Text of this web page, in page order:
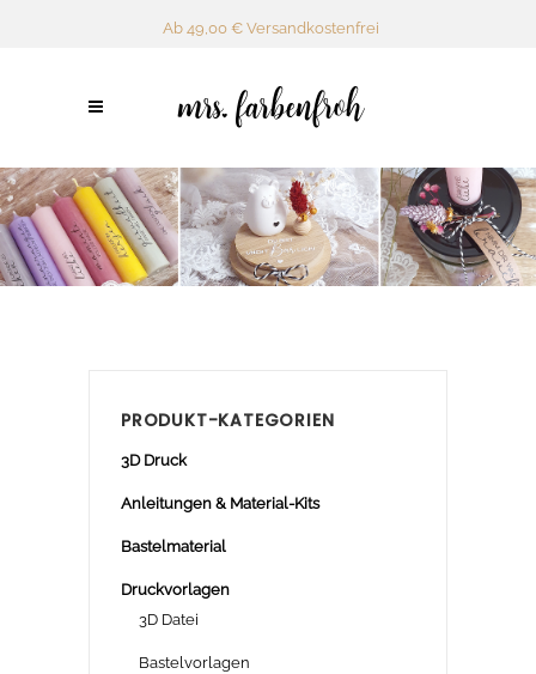
Ab 49,00 € Versandkostenfrei
PRODUKT-KATEGORIEN
3D Druck
Anleitungen & Material-Kits
Bastelmaterial
Druckvorlagen
3D Datei
Bastelvorlagen